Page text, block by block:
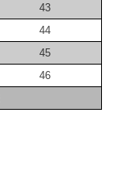
43
44
45
46